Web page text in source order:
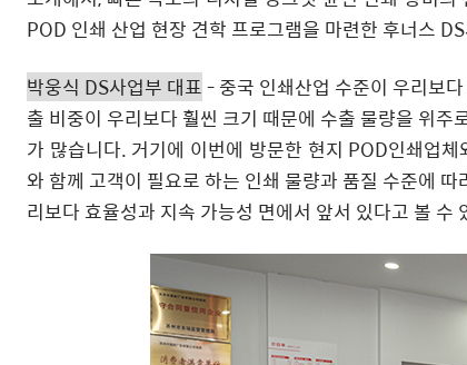
POD 인쇄 산업 현장 견학 프로그램을 마련한 후너스
박웅식 DS사업부 대표- 중국 인쇄산업 수준이 우리보
출 비중이 우리보다 훨씬 크기 때문에 수출 물량을 위
가 많습니다. 거기에 이번에 방문한 현지 POD인쇄업
와 함께 고객이 필요로 하는 인쇄 물량과 품질 수준에
리보다 효율성과 지속 가능성 면에서 앞서 있다고 볼 수